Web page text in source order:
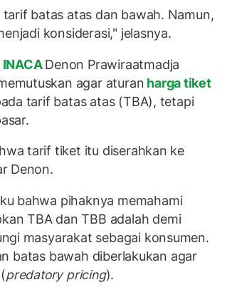
batas atas dan bawah. Namun,
konsiderasi," jelasnya.
INACADenon Prawiraatmadja
agar aturan harga tiket
tarif batas atas (TBA), tetapi
tarif tiket itu diserahkan ke
Denon.
bahwa pihaknya memahami
TBA dan TBB adalah demi
masyarakat sebagai konsumen.
batas bawah diberlakukan agar
predatory pricing).